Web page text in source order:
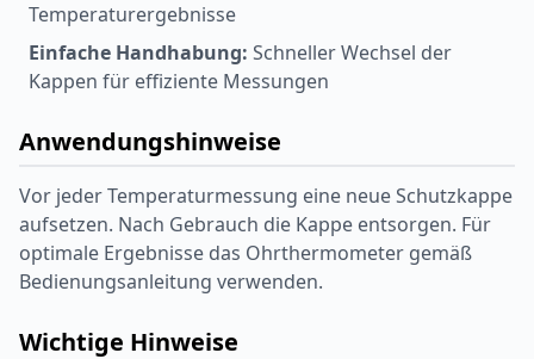
Temperaturergebnisse
Einfache Handhabung: Schneller Wechsel der
Kappen für effiziente Messungen
Anwendungshinweise
Vor jeder Temperaturmessung eine neue Schutzkappe
aufsetzen. Nach Gebrauch die Kappe entsorgen. Für
optimale Ergebnisse das Ohrthermometer gemäß
Bedienungsanleitung verwenden.
Wichtige Hinweise